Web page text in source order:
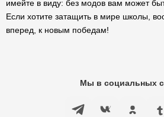
имейте в виду: без модов вам может
Если хотите затащить в мире школы,
вперед, к новым победам!
Мы в социальных